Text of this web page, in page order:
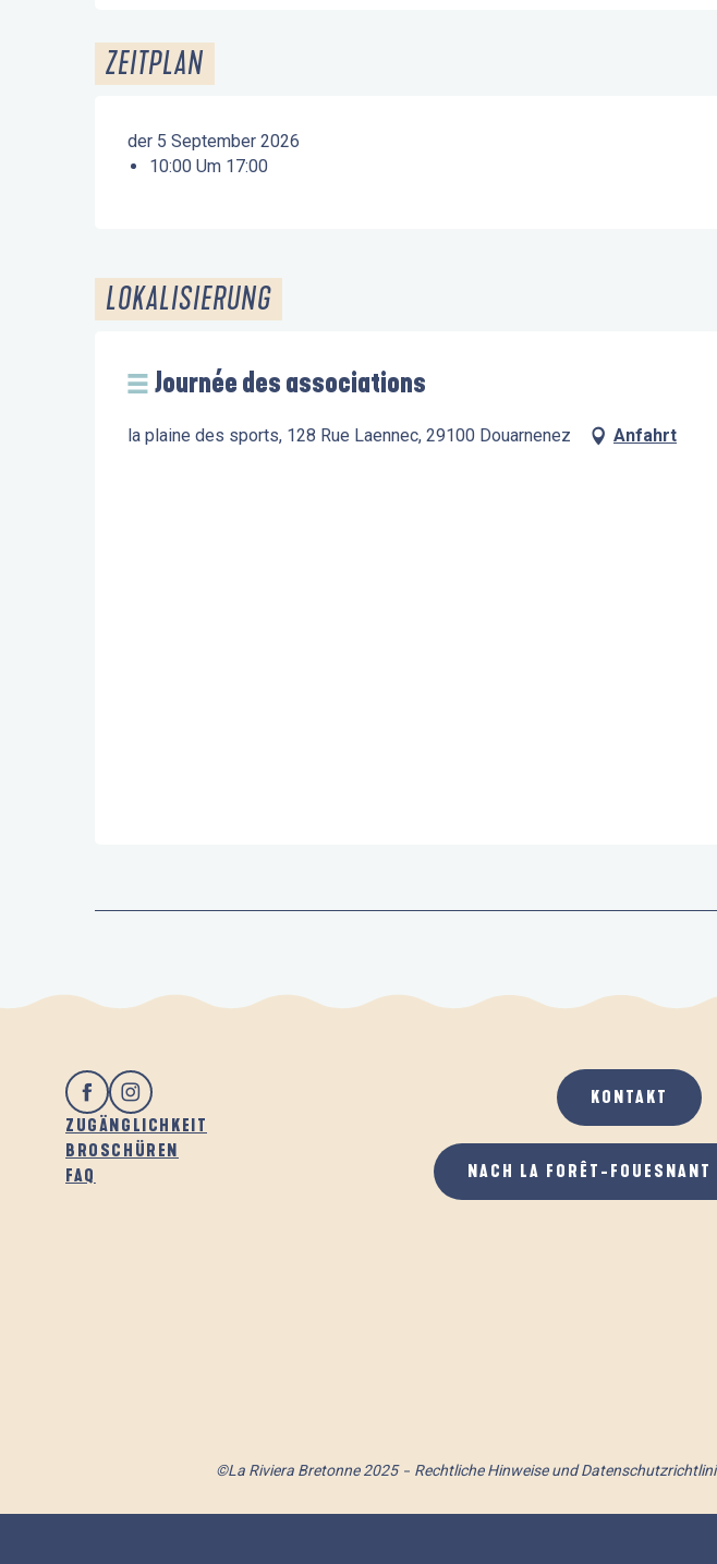
ZEITPLAN
der 5 September 2026
10:00 Um 17:00
LOKALISIERUNG
Journée des associations
la plaine des sports, 128 Rue Laennec, 29100 Douarnenez Anfahrt
ZUGÄNGLICHKEIT
BROSCHÜREN
FAQ
KONTAKT
NACH LA FORÊT-FOUESNANT
©La Riviera Bretonne 2025 Rechtliche Hinweise und